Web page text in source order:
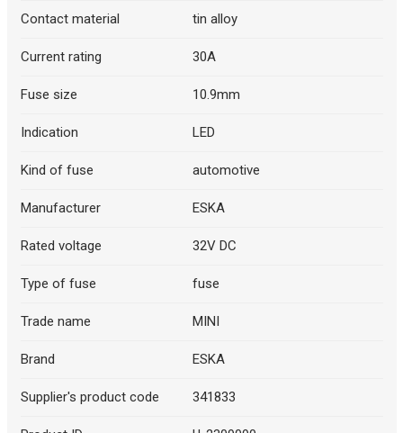
Contact material tin alloy
Current rating 30A
Fuse size 10.9mm
Indication LED
Kind of fuse automotive
Manufacturer ESKA
Rated voltage 32V DC
Type of fuse fuse
Trade name MINI
Brand ESKA
Supplier's product code 341833